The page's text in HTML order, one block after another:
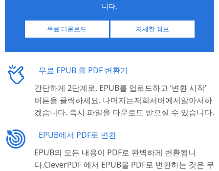
니다.
무료 다운로드 자세한 정보
무료 EPUB 를 PDF 변환기
간단하게 2단계로, EPUB를 업로드하고 ‘변환 시작’
버튼을 클릭하세요. 나머지는저희서버에서알아서하
겠습니다. 즉시 파일을 다운로드 받으실 수 있습니다.
EPUB에서 PDF로 변환
EPUB의 모든 내용이 PDF로 완벽하게 변환됩니
다.CleverPDF 에서 EPUB을 PDF로 변환하는 것은 무